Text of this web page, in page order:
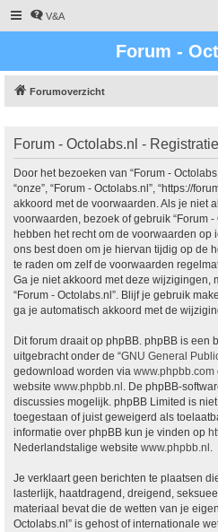
V&A
Forum -
Forumoverzicht
Forum - Octolabs.nl - Registratie
Door het bezoeken van “Forum -
“onze”, “Forum - Octolabs.nl”, “https://
akkoord met de voorwaarden. Als je niet
voorwaarden, bezoek of gebruik “Forum
hebben het recht om de voorwaarden
ons best doen om je hiervan tijdig op de
te raden om zelf de voorwaarden
Ga je niet akkoord met deze wijzigingen,
“Forum - Octolabs.nl”. Blijf je gebruik
ga je automatisch akkoord met de
Dit forum draait op phpBB. phpBB is een
uitgebracht onder de “GNU General
gedownload worden via www.phpbb.com
website www.phpbb.nl . De phpBB-
discussies mogelijk. phpBB Limited is
toegestaan of juist geweigerd als
informatie over phpBB kun je vinden op
Nederlandstalige website www.phpbb.nl .
Je verklaart geen berichten te plaatsen
lasterlijk, haatdragend, dreigend,
materiaal bevat die de wetten van je
Octolabs.nl” is gehost of internationale